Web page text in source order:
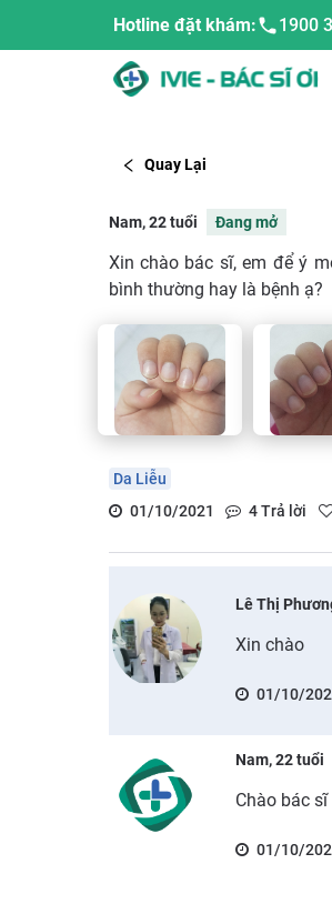
Hotline đặt khám: 1900
Quay Lại
Nam, 22 tuổi Đang mở
Xin chào bác sĩ, em để ý
bình thường hay là bệnh ạ?
Da Liễu
01/10/2021
4Trả lời
Lê Thị
Xin chào
01/10/
Nam, 22 tuổi
Chào bác sĩ
01/10/